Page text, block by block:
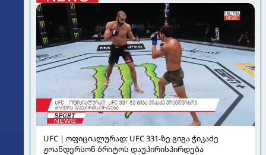
UFC | ოფიციალურად: UFC 331-ზე გიგა ჭიკაძე
ჟოანდერსონ ბრიტოს დაუპირისპირდება